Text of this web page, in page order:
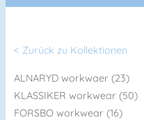
< Zurück zu Kollektionen
ALNARYD workwaer (23)
KLASSIKER workwear (50)
FORSBO workwear (16)